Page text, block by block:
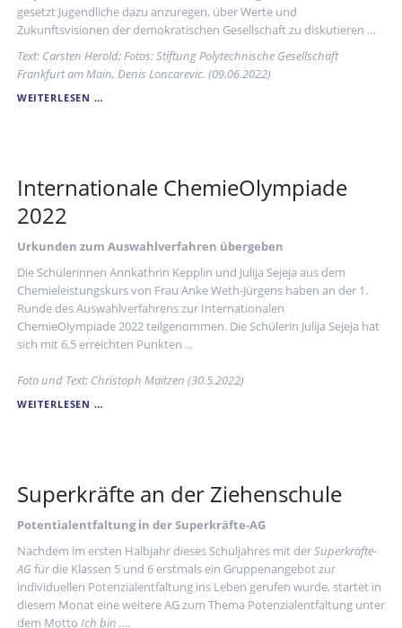
gesetzt Jugendliche dazu anzuregen, über Werte und
Zukunftsvisionen der demokratischen Gesellschaft zu diskutieren ...
Text: Carsten Herold; Fotos: Stiftung Polytechnische Gesellschaft
Frankfurt am Main, Denis Loncarevic. (09.06.2022)
WEITERLESEN …JUNGE
Internationale ChemieOlympiade
2022
Urkunden zum Auswahlverfahren übergeben
Die Schülerinnen Annkathrin Kepplin und Julija Sejeja aus dem
Chemieleistungskurs von Frau Anke Weth-Jürgens haben an der 1.
Runde des Auswahlverfahrens zur Internationalen
ChemieOlympiade 2022 teilgenommen. Die Schülerin Julija Sejeja hat
sich mit 6,5 erreichten Punkten ...
Foto und Text: Christoph Maitzen (30.5.2022)
WEITERLESEN …INTERNATIONALE
Superkräfte an der Ziehenschule
Potentialentfaltung in der Superkräfte-AG
Nachdem im ersten Halbjahr dieses Schuljahres mit derSuperkräfte-
AGfür die Klassen 5 und 6 erstmals ein Gruppenangebot zur
individuellen Potenzialentfaltung ins Leben gerufen wurde, startet in
diesem Monat eine weitere AG zum Thema Potenzialentfaltung unter
dem Motto Ich bin ….